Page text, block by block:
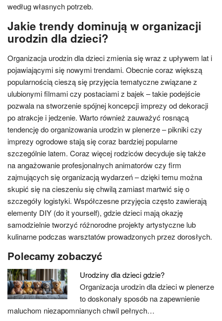
według własnych potrzeb.
Jakie trendy dominują w organizacji
urodzin dla dzieci?
Organizacja urodzin dla dzieci zmienia się wraz z upływem lat i
pojawiającymi się nowymi trendami. Obecnie coraz większą
popularnością cieszą się przyjęcia tematyczne związane z
ulubionymi filmami czy postaciami z bajek – takie podejście
pozwala na stworzenie spójnej koncepcji imprezy od dekoracji
po atrakcje i jedzenie. Warto również zauważyć rosnącą
tendencję do organizowania urodzin w plenerze – pikniki czy
imprezy ogrodowe stają się coraz bardziej popularne
szczególnie latem. Coraz więcej rodziców decyduje się także
na angażowanie profesjonalnych animatorów czy firm
zajmujących się organizacją wydarzeń – dzięki temu można
skupić się na cieszeniu się chwilą zamiast martwić się o
szczegóły logistyki. Współczesne przyjęcia często zawierają
elementy DIY (do it yourself), gdzie dzieci mają okazję
samodzielnie tworzyć różnorodne projekty artystyczne lub
kulinarne podczas warsztatów prowadzonych przez dorosłych.
Polecamy zobaczyć
Urodziny dla dzieci gdzie?
Organizacja urodzin dla dzieci w plenerze
to doskonały sposób na zapewnienie
maluchom niezapomnianych chwil pełnych…